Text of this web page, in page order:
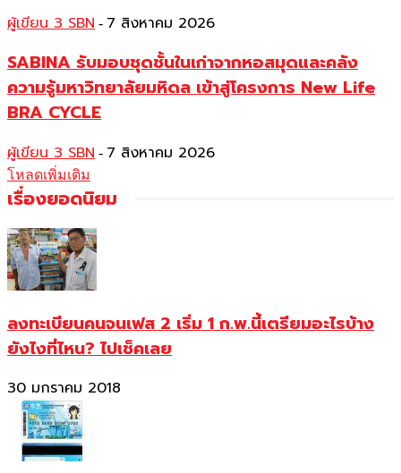
ผู้เขียน 3 SBN - 7 สิงหาคม 2026
SABINA รับมอบชุดชั้นในเก่าจากหอสมุดและคลัง
ความรู้มหาวิทยาลัยมหิดล เข้าสู่โครงการ New Life
BRA CYCLE
ผู้เขียน 3 SBN - 7 สิงหาคม 2026
โหลดเพิ่มเติม
เรื่องยอดนิยม
ลงทะเบียนคนจนเฟส 2 เริ่ม 1 ก.พ.นี้เตรียมอะไรบ้าง
ยังไงที่ไหน? ไปเช็คเลย
30 มกราคม 2018